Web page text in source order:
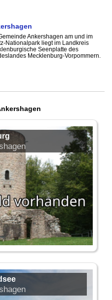
Ankershagen am und im
Nationalpark liegt im Landkreis
Seenplatte des
Mecklenburg-Vorpommern.